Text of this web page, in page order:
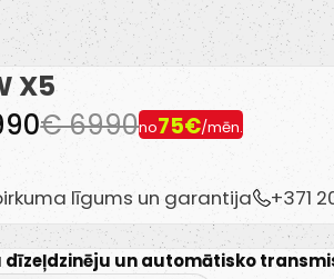
X5
no75€/mēn.
€ 6990
līgums un garantija +371
dīzeļdzinēju un automātisko